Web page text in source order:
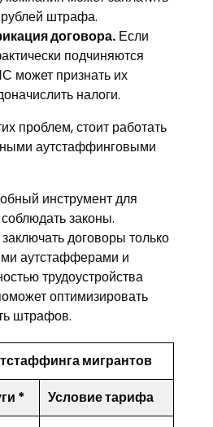
штрафа.
договора. Если
подчиняются
может признать их
налоги.
проблем, стоит работать
аутстаффинговыми
инструмент для
законы.
договоры только
аутстафферами и
трудоустройства
оптимизировать
штрафов.
мигрантов
*
Условие тарифа